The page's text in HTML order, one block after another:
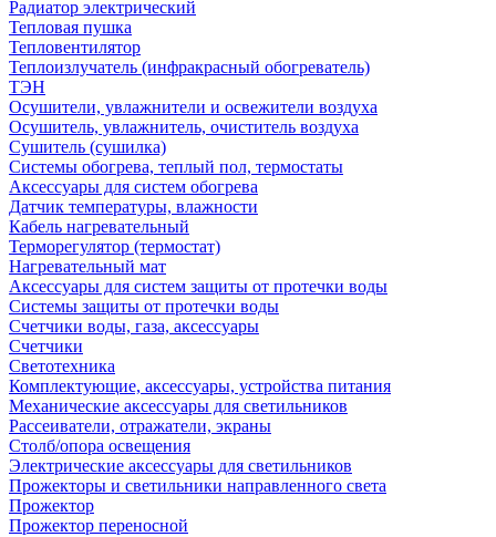
Радиатор электрический
Тепловая пушка
Тепловентилятор
Теплоизлучатель (инфракрасный обогреватель)
ТЭН
Осушители, увлажнители и освежители воздуха
Осушитель, увлажнитель, очиститель воздуха
Сушитель (сушилка)
Системы обогрева, теплый пол, термостаты
Аксессуары для систем обогрева
Датчик температуры, влажности
Кабель нагревательный
Терморегулятор (термостат)
Нагревательный мат
Аксессуары для систем защиты от протечки воды
Системы защиты от протечки воды
Счетчики воды, газа, аксессуары
Счетчики
Светотехника
Комплектующие, аксессуары, устройства питания
Механические аксессуары для светильников
Рассеиватели, отражатели, экраны
Столб/опора освещения
Электрические аксессуары для светильников
Прожекторы и светильники направленного света
Прожектор
Прожектор переносной